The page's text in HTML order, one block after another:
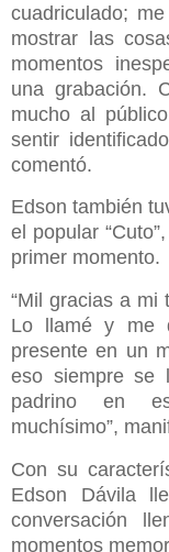
cuadriculado;
mostrar las
momentos
una grabación.
mucho al
sentir
comentó.
Edson también
el popular
primer momento.
“Mil gracias a mi
Lo llamé y me
presente en un
eso siempre se
padrino en
muchísimo”,
Con su
Edson Dávila
conversación
momentos